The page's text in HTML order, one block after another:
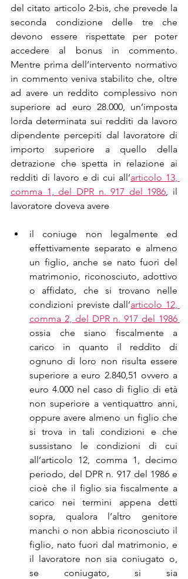
del citato articolo 2-bis, che prevede la
seconda condizione delle tre che
devono essere rispettate per poter
accedere al bonus in commento.
Mentre prima dell’intervento normativo
in commento veniva stabilito che, oltre
ad avere un reddito complessivo non
superiore ad euro 28.000, un’imposta
lorda determinata sui redditi da lavoro
dipendente percepiti dal lavoratore di
importo superiore a quello della
detrazione che spetta in relazione ai
redditi di lavoro e di cui all’articolo 13,
comma 1, del DPR n. 917 del 1986, il
lavoratore doveva avere
il coniuge non legalmente ed
effettivamente separato e almeno
un figlio, anche se nato fuori del
matrimonio, riconosciuto, adottivo
o affidato, che si trovano nelle
condizioni previste dall’articolo 12,
ossia che siano fiscalmente a
carico in quanto il reddito di
ognuno di loro non risulta essere
superiore a euro 2.840,51 ovvero a
euro 4.000 nel caso di figlio di età
non superiore a ventiquattro anni,
oppure avere almeno un figlio che
si trova in tali condizioni e che
sussistano le condizioni di cui
all’articolo 12, comma 1, decimo
periodo, del DPR n. 917 del 1986 e
cioè che il figlio sia fiscalmente a
carico nei termini appena detti
sopra, qualora l’altro genitore
manchi o non abbia riconosciuto il
figlio, nato fuori dal matrimonio, e
il lavoratore non sia coniugato o,
se coniugato, si sia